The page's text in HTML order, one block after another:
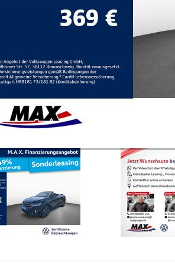
Unfall- und
Lackservice
Großkunden /
Flottenkunden
Connect VW,
Audi & Skoda
Unternehmen
/